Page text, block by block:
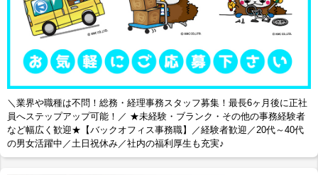
＼業界や職種は不問！総務・経理事務スタッフ募集！最長6ヶ月後に正社
員へステップアップ可能！／ ★未経験・ブランク・その他の事務経験者
など幅広く歓迎★【バックオフィス事務職】／経験者歓迎／20代～40代
の男女活躍中／土日祝休み／社内の福利厚生も充実♪